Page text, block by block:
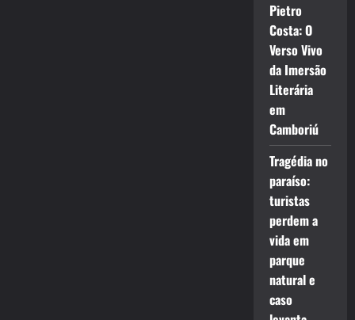
Pietro
Costa: O
Verso Vivo
da Imersão
Literária
em
Camboriú
Tragédia no
paraíso:
turistas
perdem a
vida em
parque
natural e
caso